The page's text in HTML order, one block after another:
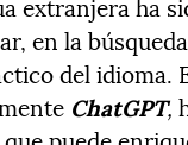
en la
del idioma.
ChatGPT,